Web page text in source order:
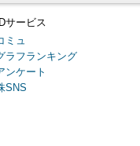
IDサービス
ミュ
ラフランキング
ンケート
SNS